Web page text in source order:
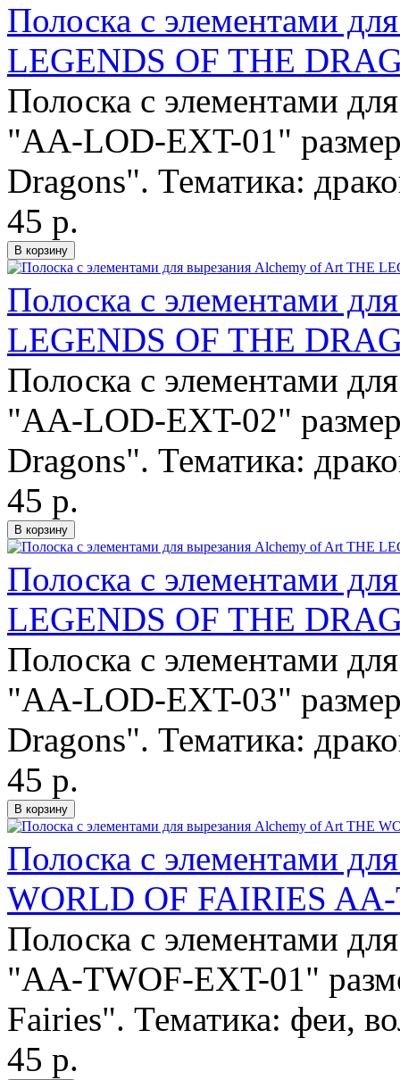
Полоска с элементами
LEGENDS OF THE
Полоска с элементами
"AA-LOD-EXT-01"
Dragons". Тематика:
45 р.
Полоска с элементами
LEGENDS OF THE
Полоска с элементами
"AA-LOD-EXT-02"
Dragons". Тематика:
45 р.
Полоска с элементами
LEGENDS OF THE
Полоска с элементами
"AA-LOD-EXT-03"
Dragons". Тематика:
45 р.
Полоска с элементами
WORLD OF FAIRIES
Полоска с элементами
"AA-TWOF-EXT-01"
Fairies". Тематика: феи,
45 р.